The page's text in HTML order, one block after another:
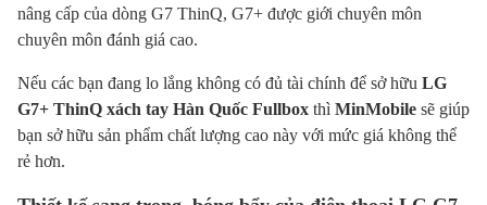
nâng cấp của dòng G7 ThinQ, G7+ được giới chuyên môn
chuyên môn đánh giá cao.
Nếu các bạn đang lo lắng không có đủ tài chính để sở hữu LG
G7+ ThinQ xách tay Hàn Quốc Fullbox thì MinMobile sẽ giúp
bạn sở hữu sản phẩm chất lượng cao này với mức giá không thể
rẻ hơn.